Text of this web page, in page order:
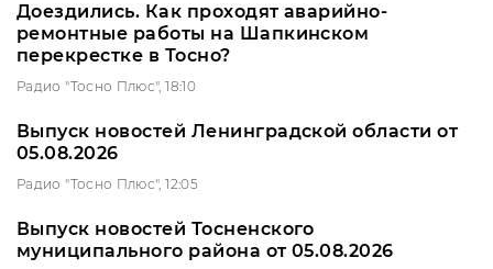
Доездились. Как проходят аварийно-
ремонтные работы на Шапкинском
перекрестке в Тосно?
Радио "Тосно Плюс", 18:10
Выпуск новостей Ленинградской области от
05.08.2026
Радио "Тосно Плюс", 12:05
Выпуск новостей Тосненского
муниципального района от 05.08.2026